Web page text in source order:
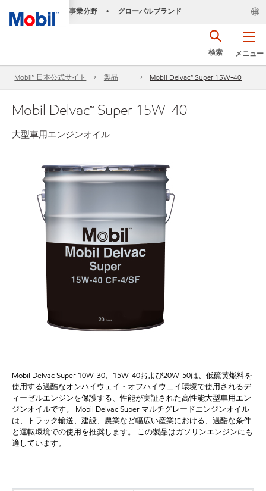
事業分野 • グローバルブランド
メニュー
検索
Mobil™ 日本公式サイト 製品 Mobil Delvac™ Super 15W-40
Mobil Delvac™ Super 15W-40
大型車用エンジンオイル
Mobil Delvac Super 10W-30、15W-40および20W-50は、低硫黄燃料を
使用する過酷なオンハイウェイ・オフハイウェイ環境で使用されるデ
ィーゼルエンジンを保護する、性能が実証された高性能大型車用エン
ジンオイルです。 Mobil Delvac Super マルチグレードエンジンオイル
は、トラック輸送、建設、農業など幅広い産業における、過酷な条件
と運転環境での使用を推奨します。 この製品はガソリンエンジンにも
適しています。